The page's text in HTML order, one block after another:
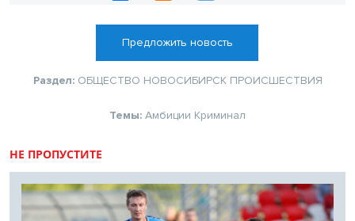
Предложить новость
Раздел: ОБЩЕСТВО НОВОСИБИРСК ПРОИСШЕСТВИЯ
Темы: Амбиции Криминал
НЕ ПРОПУСТИТЕ